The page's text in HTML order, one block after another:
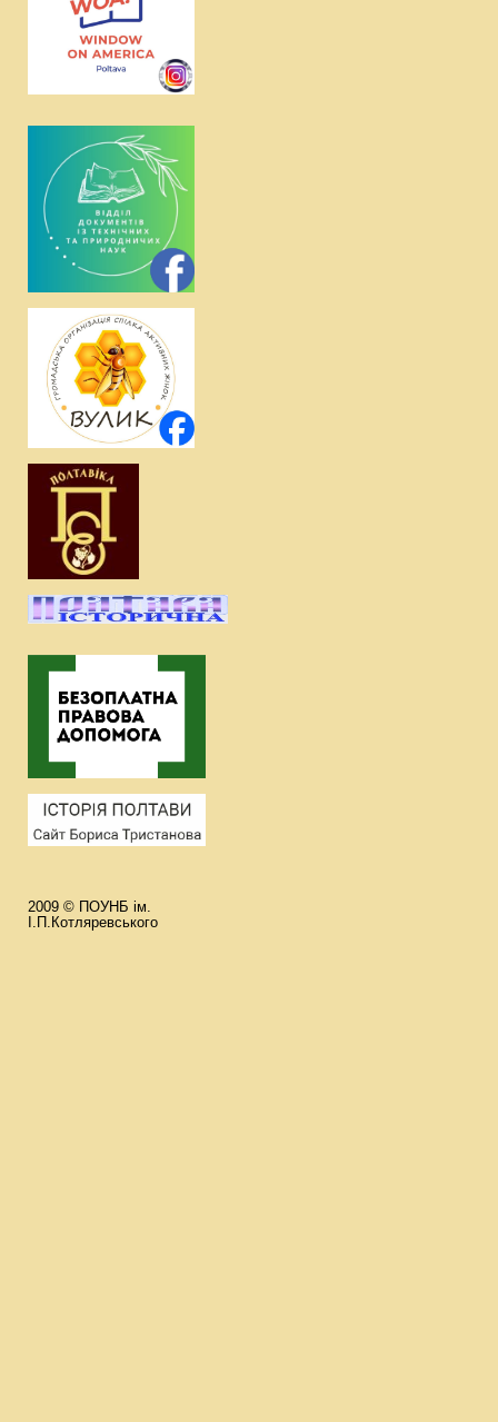
2009 © ПОУНБ ім.
І.П.Котляревського